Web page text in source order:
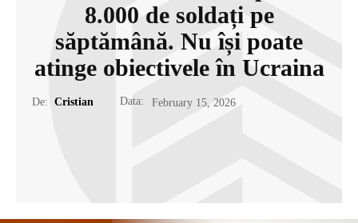
8.000 de soldați pe
săptămână. Nu își poate
atinge obiectivele în Ucraina
De: Cristian Data: February 15, 2026